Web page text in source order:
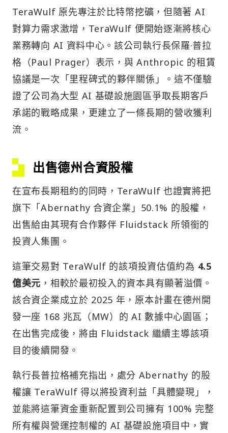
TeraWulf 原先專注於比特幣挖礦，但隨著 AI
對算力需求激增，TeraWulf 便開始逐漸將核心
業務轉向 AI 資料中心。該公司執行長保羅·普拉
格（Paul Prager）表示，與 Anthropic 的租賃
協議是一次「里程碑式的夥伴關係」。這不僅驗
證了公司為大型 AI 基礎設施園區爭取長期客戶
承諾的戰略成果，更建立了一條長期的營收獲利
流。
出售德州合資股權
在宣布長期租約的同時，TeraWulf 也證實將把
旗下「Abernathy 合資企業」50.1% 的股權，
出售給由其現有合作夥伴 Fluidstack 所領銜的
投資人集團。
這筆交易對 TeraWulf 的該項投資估值約為 4.5
億美元 ，相較於最初投入的資本具有顯著溢價。
該合資企業成立於 2025 年，原本計畫在德州開
發一座 168 兆瓦（MW）的 AI 數據中心園區；
在出售完成後，將由 Fluidstack 繼續主導該項
目的後續開發。
執行長普拉格補充指出，處分 Abernathy 的股
權讓 TeraWulf 得以將投資利益「具體變現」，
並能將這筆資金重新配置到公司擁有 100% 完整
所有權與營運控制權的 AI 基礎設施項目中，實